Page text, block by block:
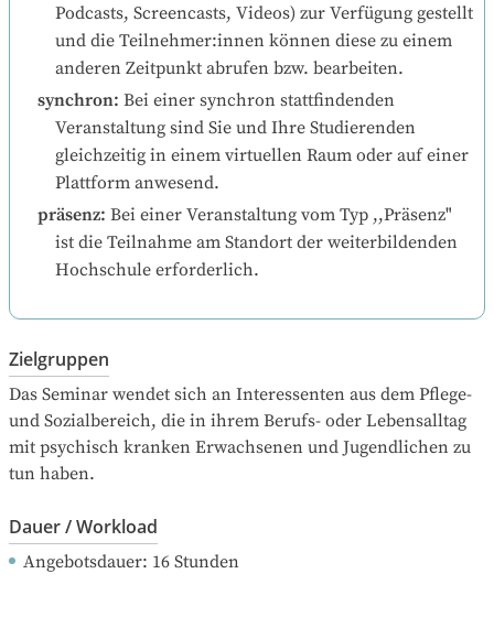
Podcasts, Screencasts, Videos) zur Verfügung gestellt
und die Teilnehmer:innen können diese zu einem
anderen Zeitpunkt abrufen bzw. bearbeiten.
synchron: Bei einer synchron stattfindenden
Veranstaltung sind Sie und Ihre Studierenden
gleichzeitig in einem virtuellen Raum oder auf einer
Plattform anwesend.
präsenz: Bei einer Veranstaltung vom Typ ,,Präsenz"
ist die Teilnahme am Standort der weiterbildenden
Hochschule erforderlich.
Zielgruppen
Das Seminar wendet sich an Interessenten aus dem Pflege-
und Sozialbereich, die in ihrem Berufs- oder Lebensalltag
mit psychisch kranken Erwachsenen und Jugendlichen zu
tun haben.
Dauer / Workload
Angebotsdauer: 16 Stunden